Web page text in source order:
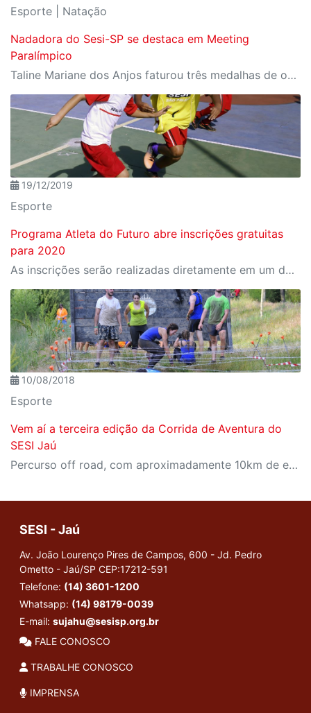
Esporte | Natação
Nadadora do Sesi-SP se destaca em Meeting
Paralímpico
Taline Mariane dos Anjos faturou três medalhas de ouro na competição disputada no Rio de Janeiro
19/12/2019
Esporte
Programa Atleta do Futuro abre inscrições gratuitas
para 2020
As inscrições serão realizadas diretamente em um dos Centros de Atividades do Sesi-SP, onde o interessado poderá obter mais informações sobre o programa
10/08/2018
Esporte
Vem aí a terceira edição da Corrida de Aventura do
SESI Jaú
Percurso off road, com aproximadamente 10km de extensão, cheio de obstáculos!
SESI - Jaú
Av. João Lourenço Pires de Campos, 600 - Jd. Pedro
Ometto - Jaú/SP CEP:17212-591
Telefone: (14) 3601-1200
Whatsapp: (14) 98179-0039
E-mail: sujahu@sesisp.org.br
FALE CONOSCO
TRABALHE CONOSCO
IMPRENSA